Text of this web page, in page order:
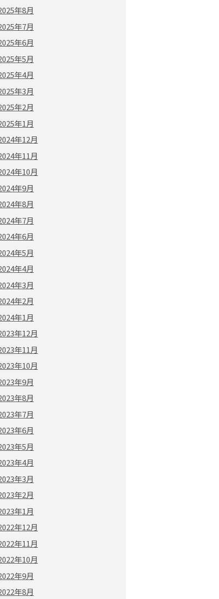
年8月
年7月
年6月
年5月
年4月
年3月
年2月
年1月
年12月
年11月
年10月
年9月
年8月
年7月
年6月
年5月
年4月
年3月
年2月
年1月
年12月
年11月
年10月
年9月
年8月
年7月
年6月
年5月
年4月
年3月
年2月
年1月
年12月
年11月
年10月
年9月
年8月